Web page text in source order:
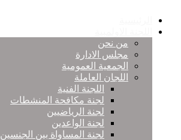
من نحن
مجلس الادارة
الجمعية العمومية
اللجان العاملة
اللجنة الفنية
لجنة مكافحة المنشطات
لجنة الرياضيين
لجنة الواعدين
لجنة المساواة بين الجنسين